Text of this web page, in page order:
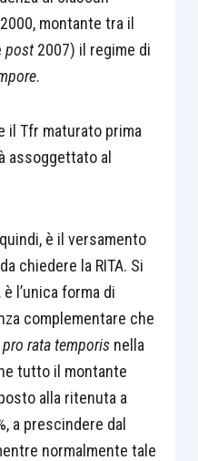
montante tra il
post2007) il regime di
.
il Tfr maturato prima
assoggettato al
è il versamento
chiedere la RITA. Si
l’unica forma di
complementare che
pro rata temporisnella
tutto il montante
alla ritenuta a
a prescindere dal
normalmente tale